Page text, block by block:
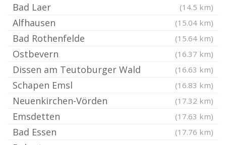
Bad Laer (14.5 km)
Alfhausen (15.04 km)
Bad Rothenfelde (15.64 km)
Ostbevern (16.37 km)
Dissen am Teutoburger Wald (16.63 km)
Schapen Emsl (16.83 km)
Neuenkirchen-Vörden (17.32 km)
Emsdetten (17.63 km)
Bad Essen (17.76 km)